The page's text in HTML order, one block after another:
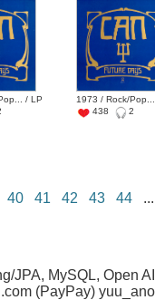
/ LP
1973 / Rock/
438
2
4041424344
JPA, MySQL, Open
(PayPay)